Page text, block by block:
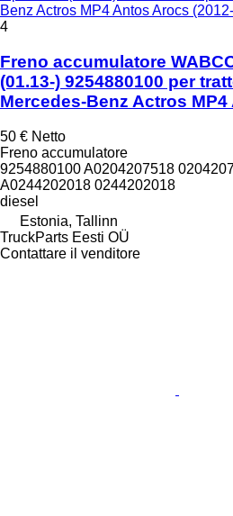
Benz Actros MP4 Antos Arocs
4
Freno accumulatore
(01.13-) 9254880100 per
Mercedes-Benz Actros
50 € Netto
Freno accumulatore
9254880100 A0204207518
A0244202018 0244202018
diesel
Estonia, Tallinn
TruckParts Eesti OÜ
Contattare il venditore